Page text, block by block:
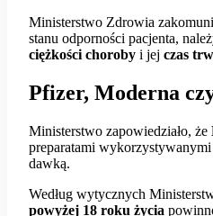
Ministerstwo Zdrowia
stanu odporności pacjenta,
ciężkości choroby i jej czas
Pfizer, Moderna
Ministerstwo zapowiedziało, że
preparatami
dawką.
Według wytycznych
powyżej 18 roku życia